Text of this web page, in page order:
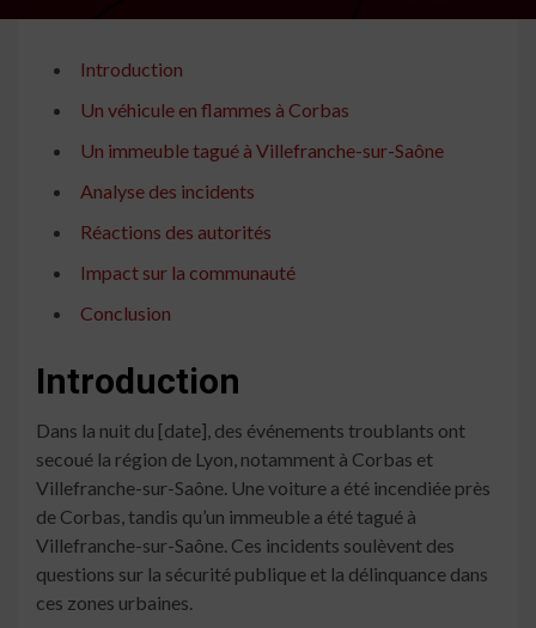
Introduction
Un véhicule en flammes à Corbas
Un immeuble tagué à Villefranche-sur-Saône
Analyse des incidents
Réactions des autorités
Impact sur la communauté
Conclusion
Introduction
Dans la nuit du [date], des événements troublants ont
secoué la région de Lyon, notamment à Corbas et
Villefranche-sur-Saône. Une voiture a été incendiée près
de Corbas, tandis qu’un immeuble a été tagué à
Villefranche-sur-Saône. Ces incidents soulèvent des
questions sur la sécurité publique et la délinquance dans
ces zones urbaines.